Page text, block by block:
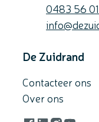
0483 56
E-mailinfo@
De Zuidrand
Contacteer ons
Over ons